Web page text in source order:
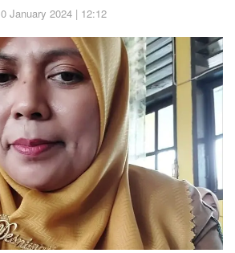
January 2024 | 12:12